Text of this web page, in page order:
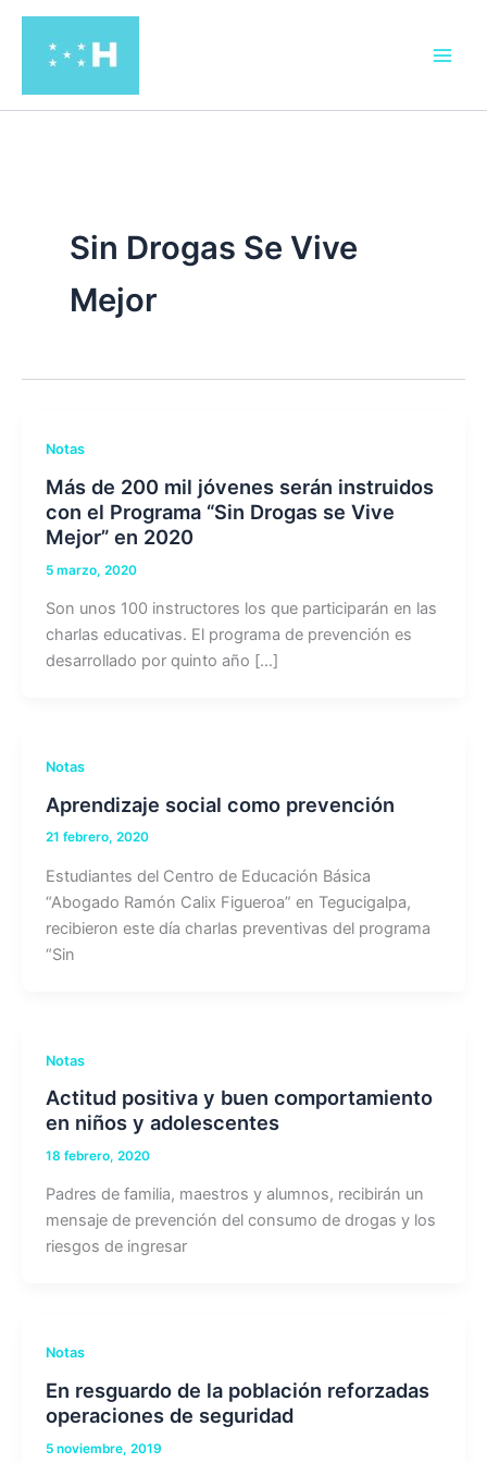
contenido
Sin Drogas Se Vive
Mejor
Notas
Más de 200 mil jóvenes serán instruidos
con el Programa “Sin Drogas se Vive
Mejor” en 2020
5 marzo, 2020
Son unos 100 instructores los que participarán en las
charlas educativas. El programa de prevención es
desarrollado por quinto año […]
Notas
Aprendizaje social como prevención
21 febrero, 2020
Estudiantes del Centro de Educación Básica
“Abogado Ramón Calix Figueroa” en Tegucigalpa,
recibieron este día charlas preventivas del programa
“Sin
Notas
Actitud positiva y buen comportamiento
en niños y adolescentes
18 febrero, 2020
Padres de familia, maestros y alumnos, recibirán un
mensaje de prevención del consumo de drogas y los
riesgos de ingresar
Notas
En resguardo de la población reforzadas
operaciones de seguridad
5 noviembre, 2019